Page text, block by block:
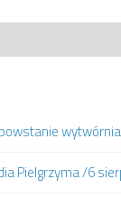
Pielgrzyma /6